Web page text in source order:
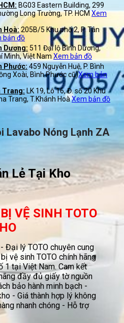
BG03 Eastern Building, 299
Long Trường, TP. HCMXem
Hoà:205B/5 Khu phố 2, P. Tân
bản đồ
Dương: 511 Đại lộ Bình Dương,
Minh, Việt Nam Xem bản đồ
Phước: 459 Nguyễn Huệ, P. Bình
Xoài, Bình Phước cũ)Xem bản
Trang: LK 19, Lô 16, Đ. số 20 Khu
Trang, T.Khánh HoàXem bản đồ
Lavabo Nóng Lạnh ZA
Lẻ Tại Kho
VỆ SINH TOTO
- Đại lý TOTO chuyên cung
vệ sinh TOTO chính hãng
1 tại Việt Nam. Cam kết
đầy đủ giấy tờ nguồn
bảo hành minh bạch -
- Giá thành hợp lý không
nhanh chóng - Hỗ trợ